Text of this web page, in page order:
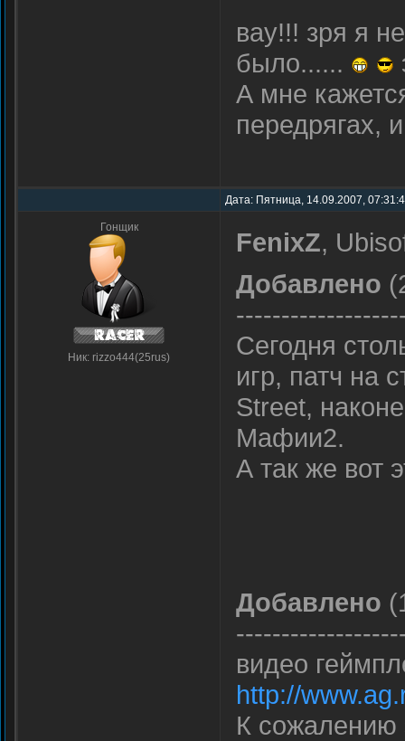
вау!!! зря я
было......
А мне
передрягах,
Дата: Пятница, 14.09.2007,
Гонщик
Ник: rizzo444(25rus)
FenixZ,
Добавлено
Сегодня
игр, патч на
Street,
Мафии2.
А так же вот
Добавлено
видео
http://
К сожалению